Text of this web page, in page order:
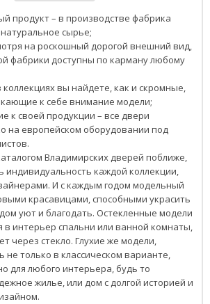
продукт – в производстве фабрика
сырье;
на роскошный дорогой внешний вид,
фабрики доступны по карману любому
вы найдете, как и скромные,
к себе внимание модели;
к своей продукции – все двери
на европейском оборудовании под
Владимирских дверей поближе,
индивидуальность каждой коллекции,
И с каждым годом модельный
красавицами, способными украсить
уют и благодать. Остекленные модели
в интерьер спальни или ванной комнаты,
через стекло. Глухие же модели,
не только в классическом варианте,
для любого интерьера, будь то
жилье, или дом с долгой историей и